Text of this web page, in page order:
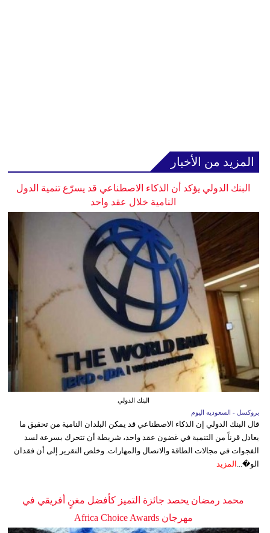
المزيد من الأخبار
البنك الدولي يؤكد أن الذكاء الاصطناعي قد يسرّع تنمية الدول
النامية خلال عقد واحد
البنك الدولي
بروكسل - السعوديه اليوم
قال البنك الدولي إن الذكاء الاصطناعي قد يمكن البلدان النامية من تحقيق ما
يعادل قرناً من التنمية في غضون عقد واحد، شريطة أن تتحرك بسرعة لسد
الفجوات في مجالات الطاقة والاتصال والمهارات. وخلص التقرير إلى أن فقدان
الو�...
المزيد
محمد رمضان يحصد جائزة التميز كأفضل مغنٍ أفريقي في
مهرجان Africa Choice Awards